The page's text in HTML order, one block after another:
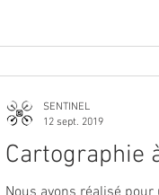
Cartographie
SENTINEL
12 sept. 2019